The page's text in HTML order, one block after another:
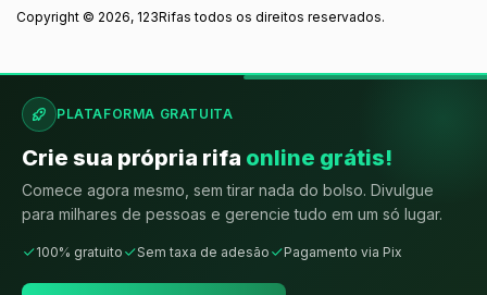
Copyright © 2026, 123Rifas todos os direitos reservados.
PLATAFORMA GRATUITA
Crie sua própria rifa online grátis!
Comece agora mesmo, sem tirar nada do bolso. Divulgue
para milhares de pessoas e gerencie tudo em um só lugar.
100% gratuito Sem taxa de adesão Pagamento via Pix